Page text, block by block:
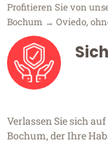
Profitieren Sie von
Bochum → Oviedo,
Verlassen Sie sich
Bochum, der Ihre